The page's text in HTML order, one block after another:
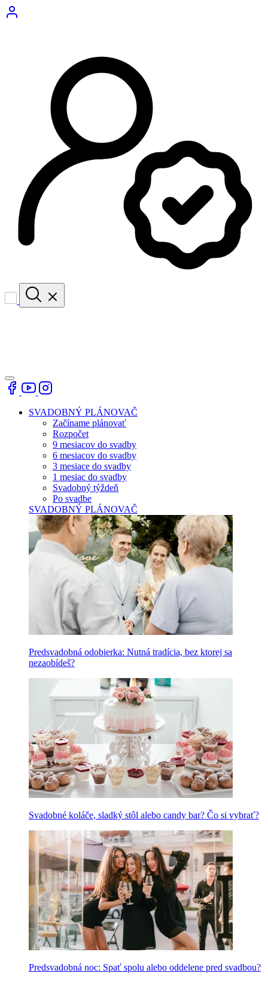
SVADOBNÝ PLÁNOVAČ
Začíname plánovať
Rozpočet
9 mesiacov do svadby
6 mesiacov do svadby
3 mesiace do svadby
1 mesiac do svadby
Svadobný týždeň
Po svadbe
SVADOBNÝ PLÁNOVAČ
Predsvadobná odobierka: Nutná tradícia, bez ktorej sa
nezaobídeš?
Svadobné koláče, sladký stôl alebo candy bar? Čo si vybrať?
Predsvadobná noc: Spať spolu alebo oddelene pred svadbou?